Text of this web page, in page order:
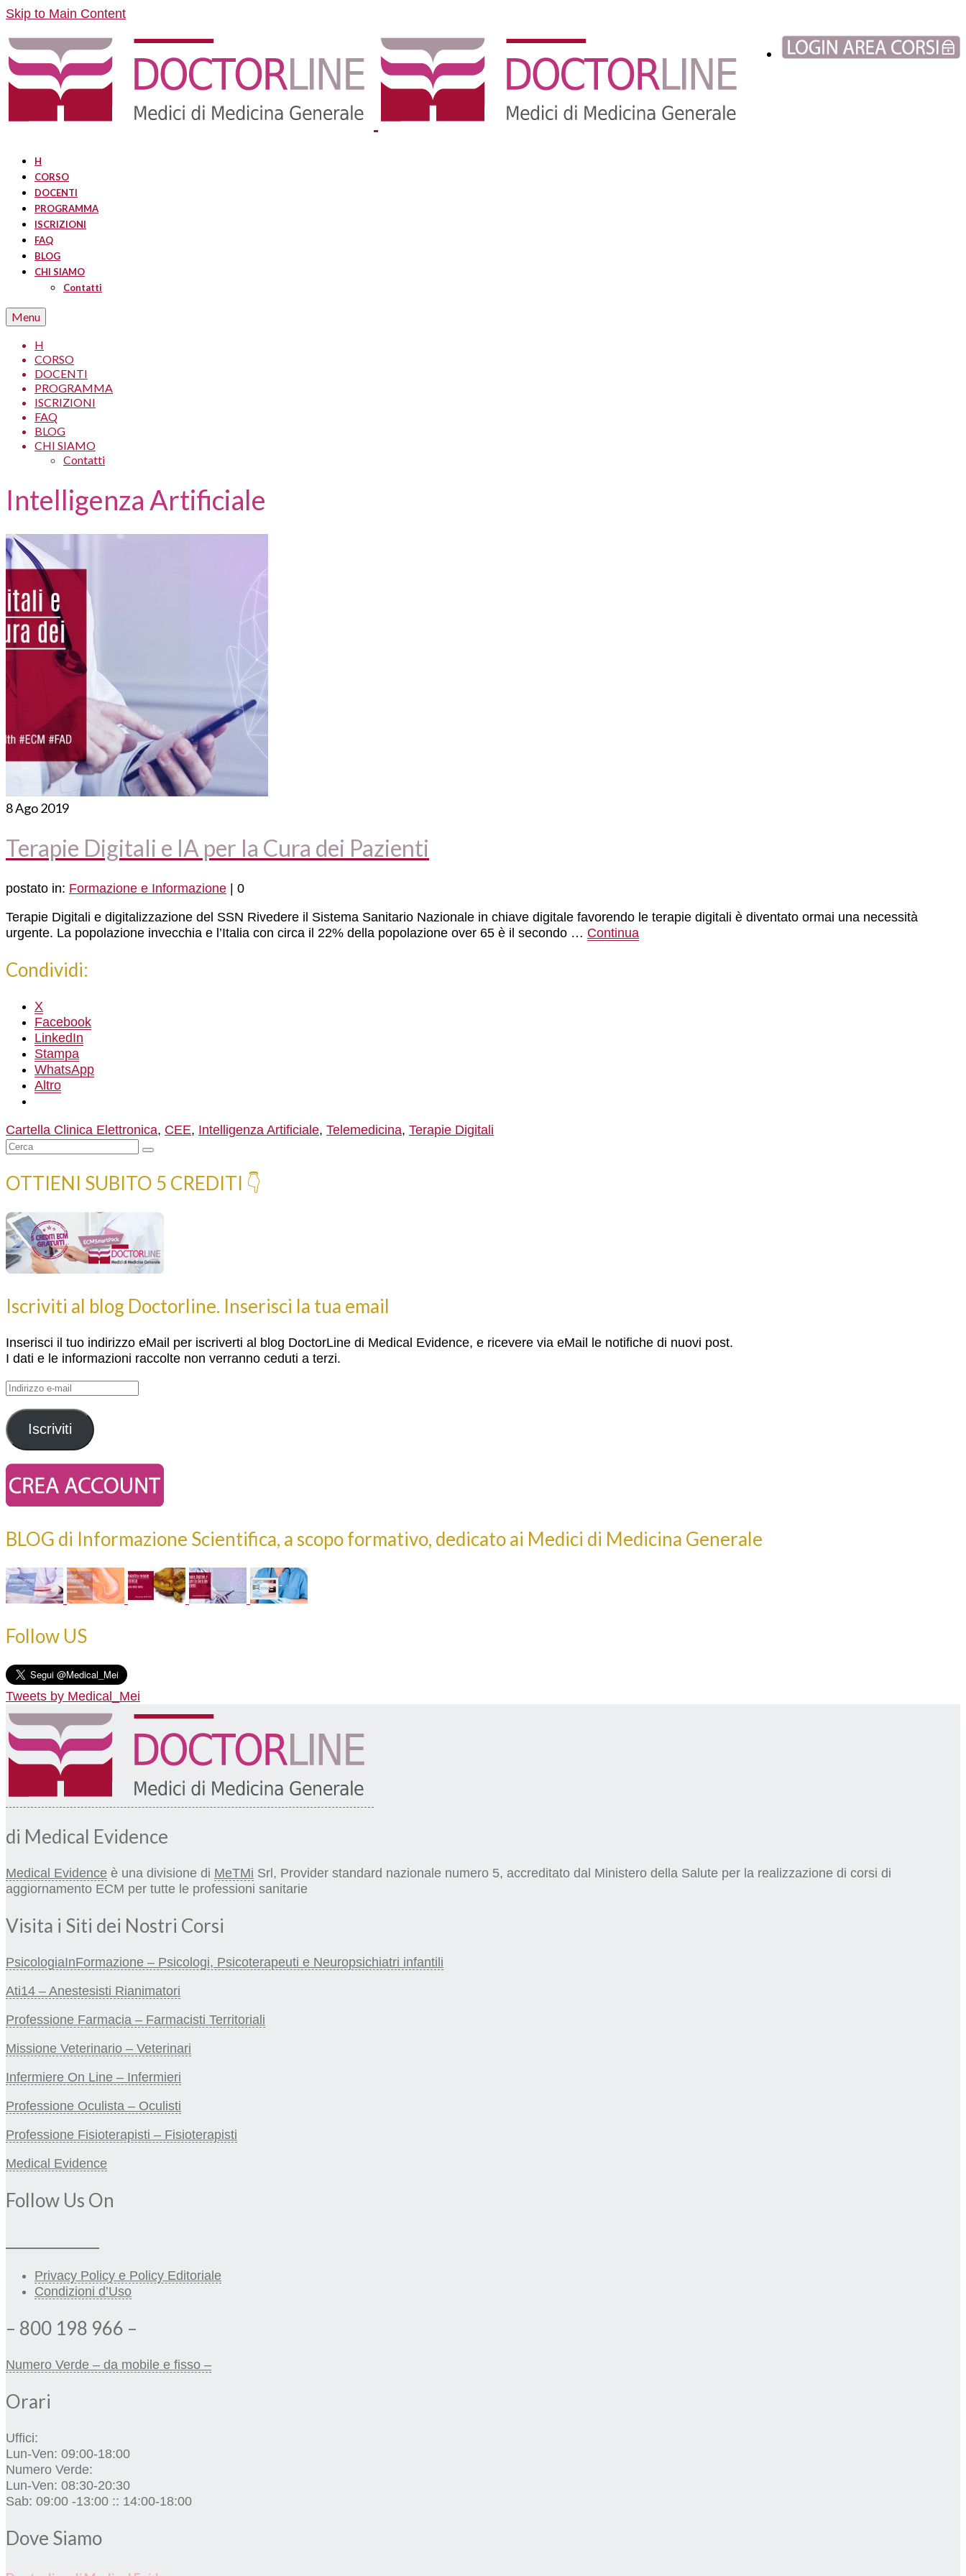
Skip to Main Content
H
CORSO
DOCENTI
PROGRAMMA
ISCRIZIONI
FAQ
BLOG
CHI SIAMO
Contatti
Menu
H
CORSO
DOCENTI
PROGRAMMA
ISCRIZIONI
FAQ
BLOG
CHI SIAMO
Contatti
Intelligenza Artificiale
8Ago 2019
Terapie Digitali e IA per la Cura dei Pazienti
postato in: Formazione e Informazione | 0
Terapie Digitali e digitalizzazione del SSN Rivedere il Sistema Sanitario Nazionale in chiave digitale favorendo le terapie digitali è diventato ormai una necessità
urgente. La popolazione invecchia e l’Italia con circa il 22% della popolazione over 65 è il secondo … Continua
Condividi:
X
Facebook
LinkedIn
Stampa
WhatsApp
Altro
Cartella Clinica Elettronica, CEE, Intelligenza Artificiale, Telemedicina, Terapie Digitali
Cerca:
OTTIENI SUBITO 5 CREDITI 👇
Iscriviti al blog Doctorline. Inserisci la tua email
Inserisci il tuo indirizzo eMail per iscriverti al blog DoctorLine di Medical Evidence, e ricevere via eMail le notifiche di nuovi post.
I dati e le informazioni raccolte non verranno ceduti a terzi.
Indirizzo
mail
Iscriviti
BLOG di Informazione Scientifica, a scopo formativo, dedicato ai Medici di Medicina Generale
Follow US
Tweets by Medical_Mei
di Medical Evidence
Medical Evidence è una divisione di MeTMi Srl, Provider standard nazionale numero 5, accreditato dal Ministero della Salute per la realizzazione di corsi di
aggiornamento ECM per tutte le professioni sanitarie
Visita i Siti dei Nostri Corsi
PsicologiaInFormazione – Psicologi, Psicoterapeuti e Neuropsichiatri infantili
Ati14 – Anestesisti Rianimatori
Professione Farmacia – Farmacisti Territoriali
Missione Veterinario – Veterinari
Infermiere On Line – Infermieri
Professione Oculista – Oculisti
Professione Fisioterapisti – Fisioterapisti
Medical Evidence
Follow Us On
Privacy Policy e Policy Editoriale
Condizioni d’Uso
– 800 198 966 –
Numero Verde – da mobile e fisso –
Orari
Uffici:
Lun-Ven: 09:00-18:00
Numero Verde:
Lun-Ven: 08:30-20:30
Sab: 09:00 -13:00 :: 14:00-18:00
Dove Siamo